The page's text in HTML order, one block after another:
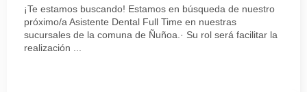
¡Te estamos buscando! Estamos en búsqueda de nuestro
próximo/a Asistente Dental Full Time en nuestras
sucursales de la comuna de Ñuñoa.· Su rol será facilitar la
realización ...